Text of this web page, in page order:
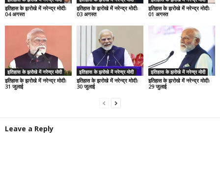
इतिहास के झरोखे में नरेन्द्र मोदीः
04 अगस्त
इतिहास के झरोखे में नरेन्द्र मोदीः
03 अगस्त
इतिहास के झरोखे में नरेन्द्र मोदीः
01 अगस्त
इतिहास के झरोखे में नरेन्द्र मोदी
इतिहास के झरोखे में नरेन्द्र मोदीः
31 जुलाई
इतिहास के झरोखे में नरेन्द्र मोदी
इतिहास के झरोखे में नरेन्द्र मोदीः
30 जुलाई
इतिहास के झरोखे में नरेन्द्र मोदी
इतिहास के झरोखे में नरेन्द्र मोदीः
29 जुलाई
Leave a Reply